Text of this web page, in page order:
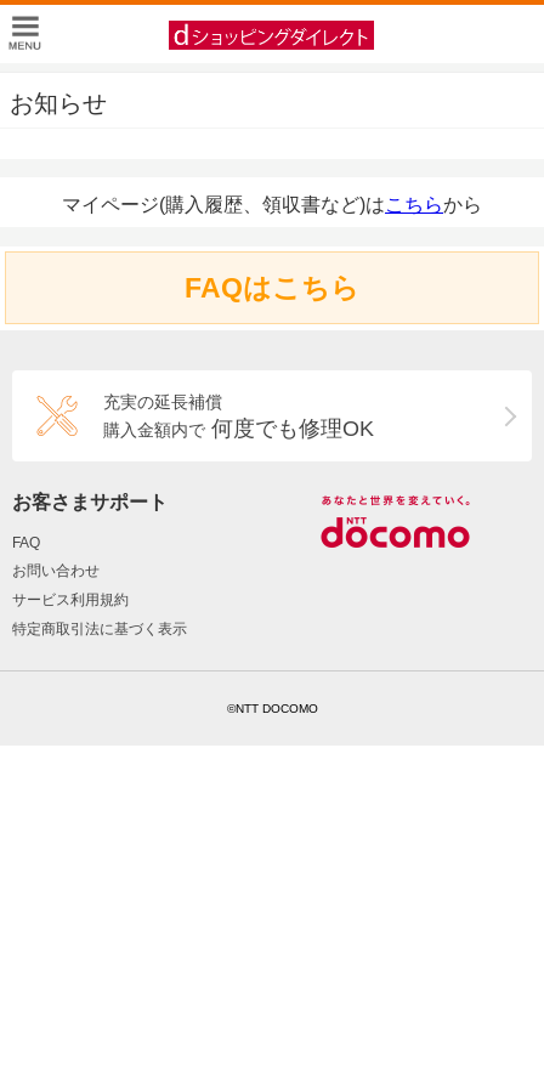
お知らせ
マイページ(購入履歴、領収書など)はこちらから
FAQはこちら
充実の延長補償
購入金額内で 何度でも修理OK
お客さまサポート
FAQ
お問い合わせ
サービス利用規約
特定商取引法に基づく表示
©NTT DOCOMO